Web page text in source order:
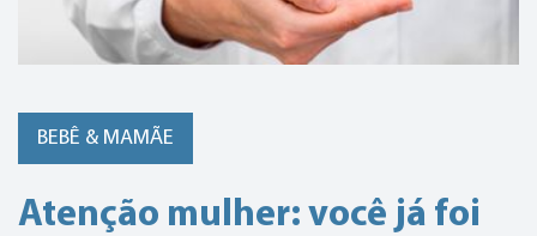
BEBÊ & MAMÃE
Atenção mulher: você já foi